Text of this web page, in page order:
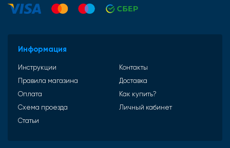
Информация
Инструкции
Контакты
Правила магазина
Доставка
Оплата
Как купить?
Схема проезда
Личный кабинет
Статьи